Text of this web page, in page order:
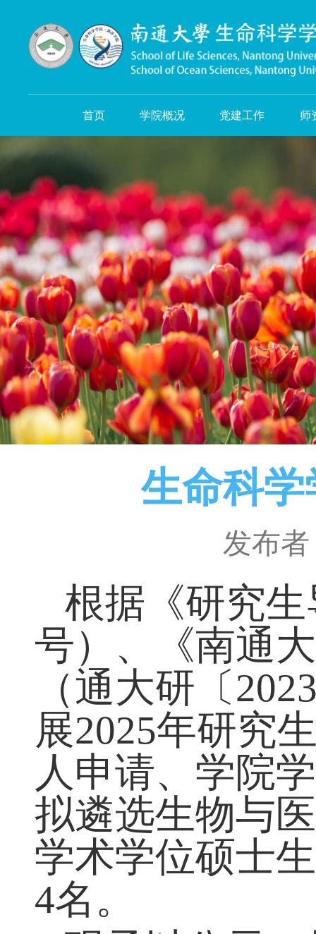
首页 学院概况 党建工作
生命科
发布
根据《研究
号）、《南通
（通大研〔
展2025年研究
人申请、学院
拟遴选生物与
学术学位硕士
4名。